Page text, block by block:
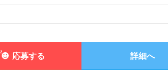
応募する 詳細へ